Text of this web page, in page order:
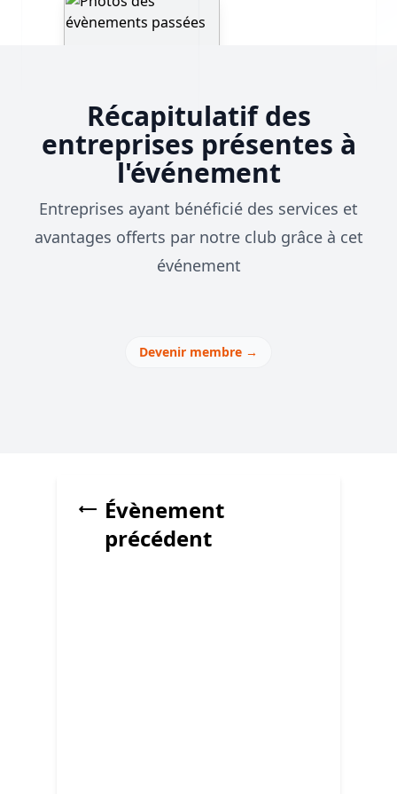
Récapitulatif des
entreprises présentes à
l'événement
Entreprises ayant bénéficié des services et
avantages offerts par notre club grâce à cet
événement
Devenir membre →
Évènement
précédent